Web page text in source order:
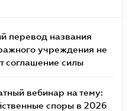
перевод названия
учреждения не
соглашение силы
вебинар на тему:
споры в 2026